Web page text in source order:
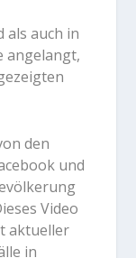
als auch in
angelangt,
den
und
Video
aktueller
in